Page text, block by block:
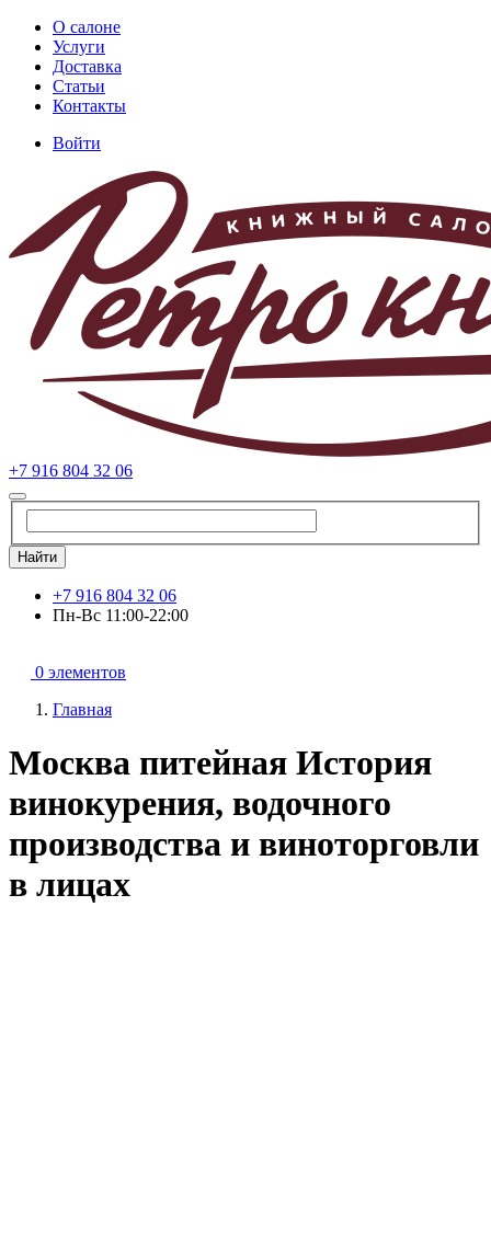
Перейти
основному
содержанию
Основная
навигация
О салоне
Услуги
Доставка
Статьи
Контакты
учётной
записи
пользователя
Войти
+7 916 804 32 06
Найти
+7 916 804 32 06
Пн-Вс 11:00-22:00
0 элементов
Главная
Москва питейная История
винокурения, водочного
производства и виноторговли
в лицах